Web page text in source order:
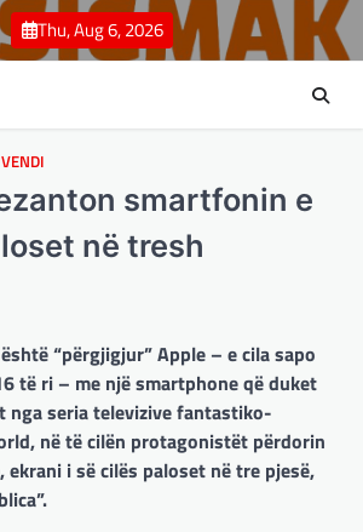
Thu, Aug 6, 2026
VENDI
smartfonin e
në tresh
“përgjigjur” Apple – e cila sapo
të ri – me një smartphone që duket
nga seria televizive fantastiko-
në të cilën protagonistët përdorin
ekrani i së cilës paloset në tre pjesë,
, SPECIALE
ekspertët sugjerojnë
miliardë euro për mbrojtje
adminadmin March 4, 2025
ndodhet aktualisht në kulmin e
për krijimin e qeverisë dhe koha